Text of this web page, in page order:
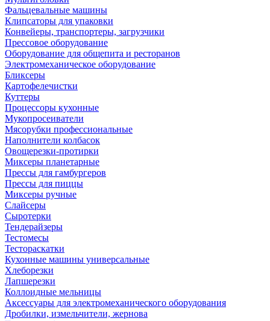
Фальцевальные машины
Клипсаторы для упаковки
Конвейеры, транспортеры, загрузчики
Прессовое оборудование
Оборудование для общепита и ресторанов
Электромеханическое оборудование
Бликсеры
Картофелечистки
Куттеры
Процессоры кухонные
Мукопросеиватели
Мясорубки профессиональные
Наполнители колбасок
Овощерезки-протирки
Миксеры планетарные
Прессы для гамбургеров
Прессы для пиццы
Миксеры ручные
Слайсеры
Сыротерки
Тендерайзеры
Тестомесы
Тестораскатки
Кухонные машины универсальные
Хлеборезки
Лапшерезки
Коллоидные мельницы
Аксессуары для электромеханического оборудования
Дробилки, измельчители, жернова